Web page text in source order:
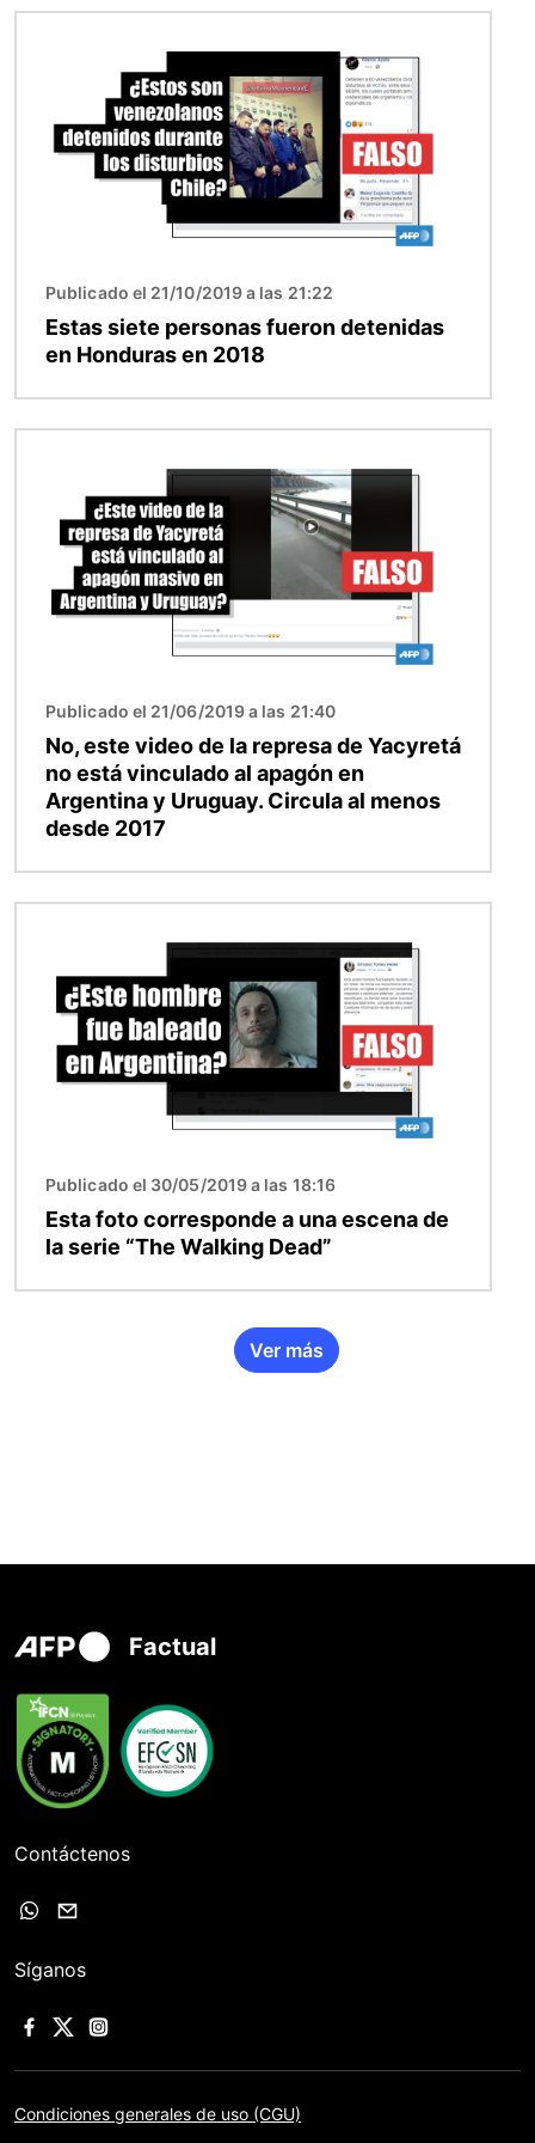
Publicado el 21/10/2019 a las 21:22
Estas siete personas fueron detenidas
en Honduras en 2018
Publicado el 21/06/2019 a las 21:40
No, este video de la represa de Yacyretá
no está vinculado al apagón en
Argentina y Uruguay. Circula al menos
desde 2017
Publicado el 30/05/2019 a las 18:16
Esta foto corresponde a una escena de
la serie “The Walking Dead”
Ver más
Factual
Contáctenos
Síganos
Condiciones generales de uso (CGU)